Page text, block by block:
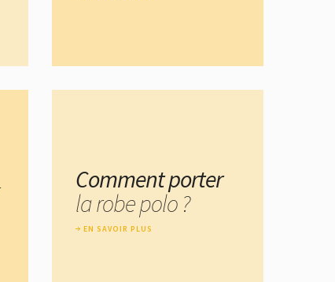
Comment porter
la robe polo ?
EN SAVOIR PLUS